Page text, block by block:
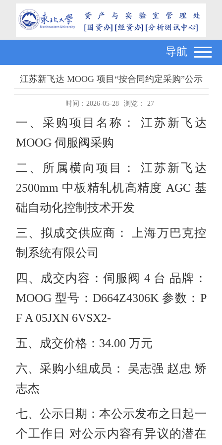
导航
江苏新飞达 MOOG 项目“按合同约定采购”公示
时间：2026-05-28 浏览： 27
一、采购项目名称： 江苏新飞达
MOOG 伺服阀采购
二、所属横向项目： 江苏新飞达
2500mm 中板精轧机高精度 AGC 基
础自动化控制技术开发
三、拟成交供应商： 上海万巴克控
制系统有限公司
四、成交内容：伺服阀 4 台 品牌：
MOOG 型号：D664Z4306K 参数：P
F A 05JXN 6VSX2-
五、成交价格：34.00 万元
六、采购小组成员： 吴志强 赵忠 矫
志杰
七、公示日期：本公示发布之日起一
个工作日 对公示内容有异议的潜在